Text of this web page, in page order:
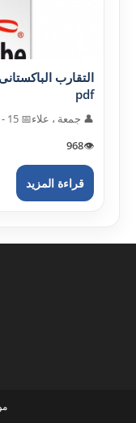
التقارب
pdf
👤 جمعة ، علاء📅 15 - 08 - 2021
👁️
968
قراءة المزيد